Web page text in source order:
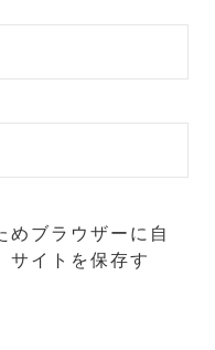
めブラウザーに自
サイトを保存す